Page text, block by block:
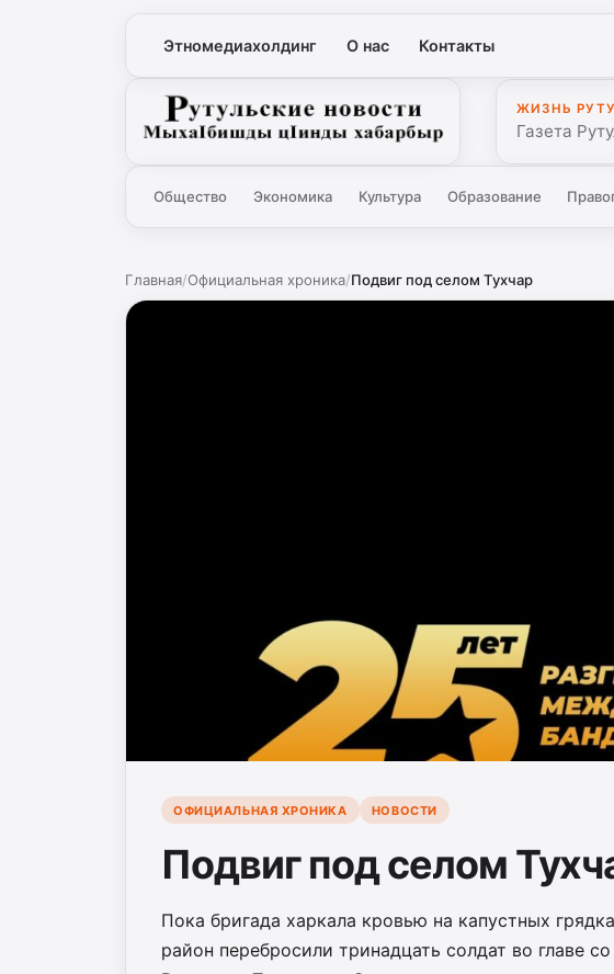
Этномедиахолдинг О нас Контакты
Рутульские новости
ЖИЗНЬ
Газета
Общество Экономика Культура Образование
Главная/Официальная хроника/Подвиг под селом Тухчар
ОФИЦИАЛЬНАЯ ХРОНИКА НОВОСТИ
Подвиг под селом
Пока бригада харкала кровью на капустных
район перебросили тринадцать солдат во главе